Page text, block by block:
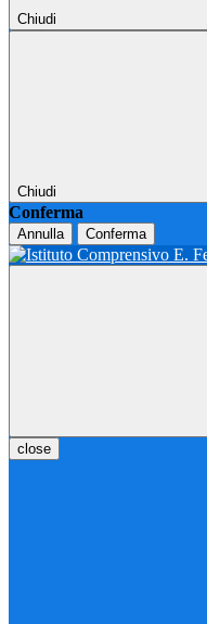
Chiudi
Chiudi
Conferma
Annulla Conferma
close